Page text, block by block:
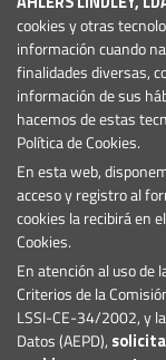
cookies y otras
información cuando
finalidades diversas,
información de sus
hacemos de estas
Política de Cookies.
En esta web,
acceso y registro al
cookies la recibirá en
Cookies.
En atención al uso de
Criterios de la
LSSI-CE-34/2002, y
Datos (AEPD),
Quiénes Somos
Noticias
Eventos
Proyectos
Condiciones
PRODUCTOS
Marinas y Puertos
Señales Marítimas
CONTACTO
E.:geral@lindley.pt
T.: +351 214 692 024